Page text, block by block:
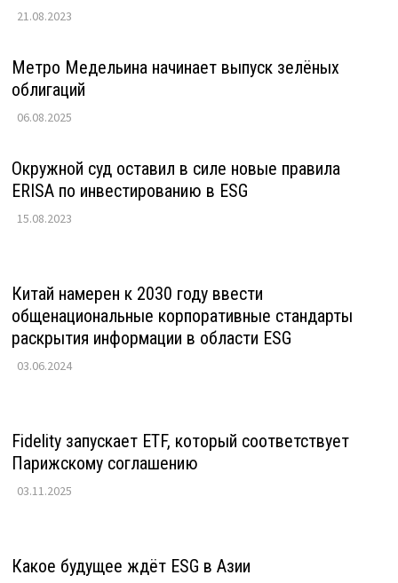
21.08.2023
Метро Медельина начинает выпуск зелёных
облигаций
06.08.2025
Окружной суд оставил в силе новые правила
ERISA по инвестированию в ESG
15.08.2023
Китай намерен к 2030 году ввести
общенациональные корпоративные стандарты
раскрытия информации в области ESG
03.06.2024
Fidelity запускает ETF, который соответствует
Парижскому соглашению
03.11.2025
Какое будущее ждёт ESG в Азии